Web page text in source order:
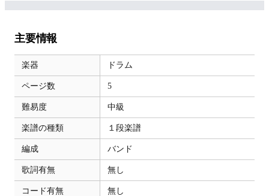
主要情報
楽器 ドラム
ページ数 5
難易度 中級
楽譜の種類 １段楽譜
編成 バンド
歌詞有無 無し
コード有無 無し